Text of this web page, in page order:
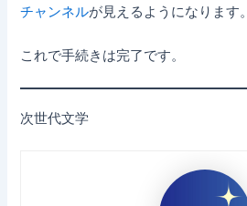
チャンネルが見えるようになります。
これで手続きは完了です。
次世代文学